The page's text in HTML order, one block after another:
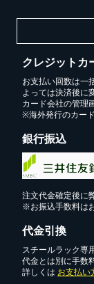
クレジットカ
お支払い回数は一
よっては決済後に
カード会社の管理
※海外発行のカー
銀行振込
注文代金確定後に
※お振込手数料は
代金引換
スチールラック専
代金とは別に手数
詳しくは お支払い